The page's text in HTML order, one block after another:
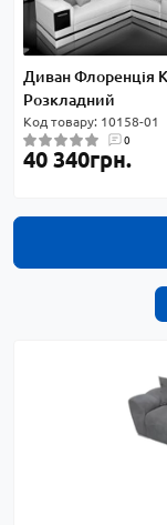
Диван Флоренція
Розкладний
Код товару: 10158-01
0
40 340грн.